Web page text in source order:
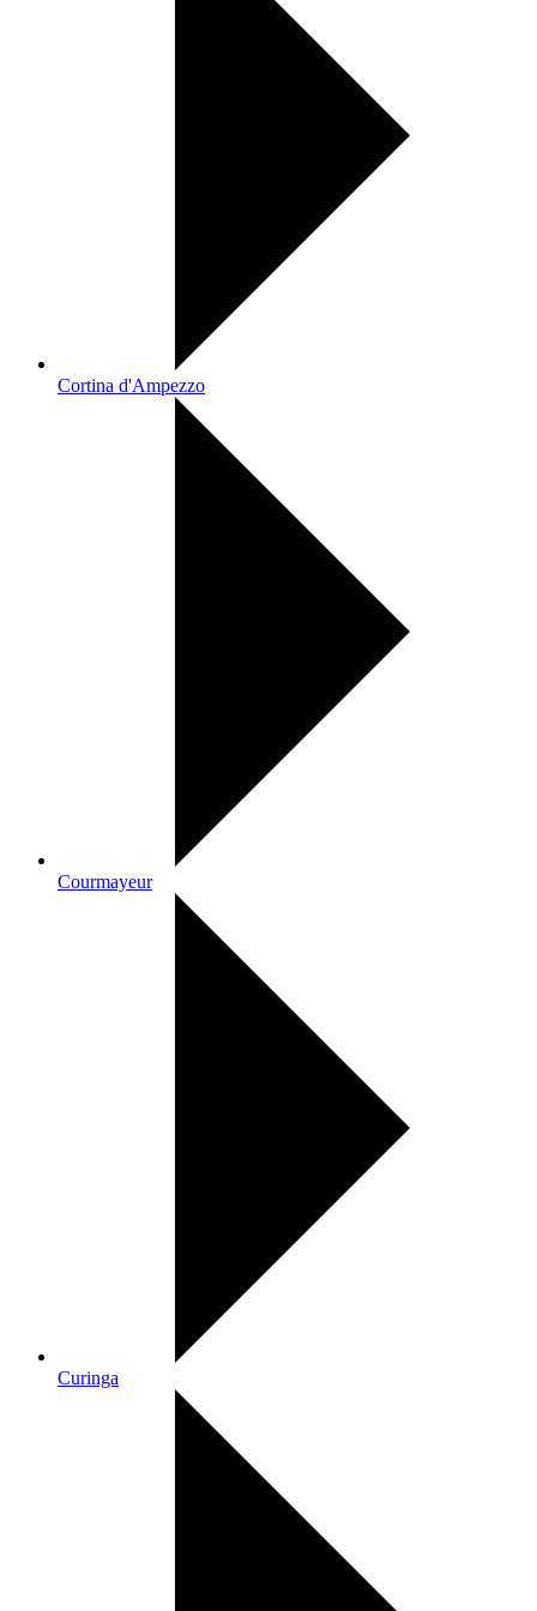
Cortina d'Ampezzo
Courmayeur
Curinga